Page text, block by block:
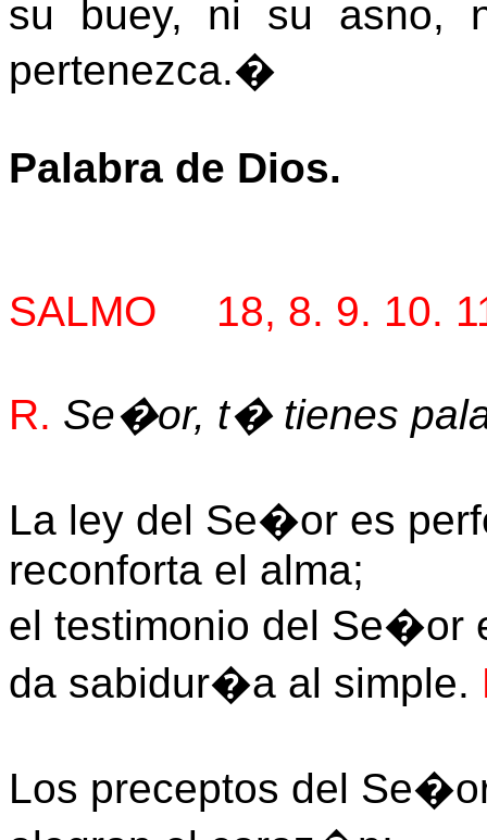
su buey, ni su asno,
pertenezca.�
Palabra de Dios.
SALMO 18, 8. 9. 10.
R. Se�or, t� tienes
La ley del Se�or es
reconforta el alma;
el testimonio del Se�or
da sabidur�a al simple.
Los preceptos del